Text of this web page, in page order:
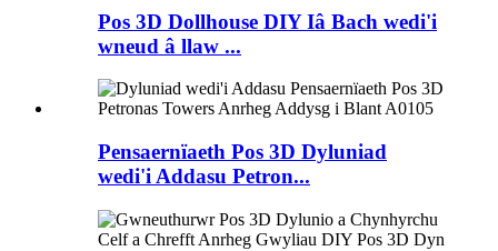
Pos 3D Dollhouse DIY Iâ Bach wedi'i
wneud â llaw ...
Pensaernïaeth Pos 3D Dyluniad
wedi'i Addasu Petron...